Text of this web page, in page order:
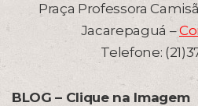
Praça Professora
Jacarepaguá –
Telefone:
BLOG – Clique na Imagem